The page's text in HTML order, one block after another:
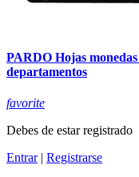
PARDO Hojas
departamentos
favorite
Debes de estar registrado
Entrar| Registrarse